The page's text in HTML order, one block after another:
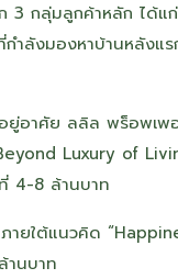
3 กลุ่มลูกค้าหลัก ได้
ที่กำลังมองหาบ้านห
อาศัย ลลิล พร็อพเพ
Luxury of
4-8 ล้านบาท
ายใต้แนวคิด
านบาท